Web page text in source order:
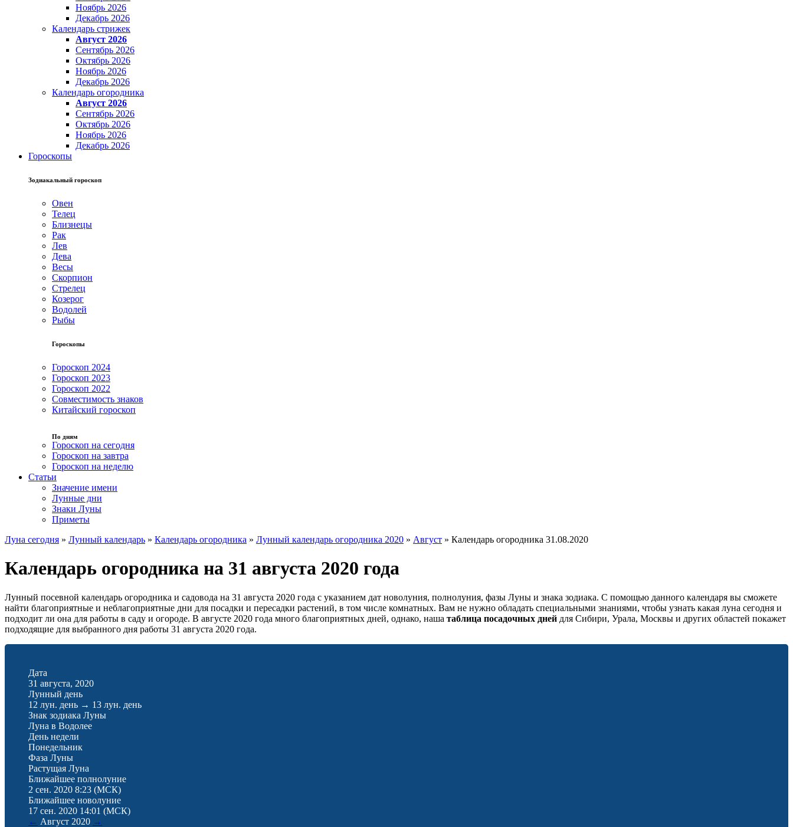
Ноябрь 2026
Декабрь 2026
Календарь стрижек
Август 2026
Сентябрь 2026
Октябрь 2026
Ноябрь 2026
Декабрь 2026
Календарь огородника
Август 2026
Сентябрь 2026
Октябрь 2026
Ноябрь 2026
Декабрь 2026
Гороскопы
Зодиакальный гороскоп
Овен
Телец
Близнецы
Рак
Лев
Дева
Весы
Скорпион
Стрелец
Козерог
Водолей
Рыбы
Гороскопы
Гороскоп 2024
Гороскоп 2023
Гороскоп 2022
Совместимость знаков
Китайский гороскоп
По дням
Гороскоп на сегодня
Гороскоп на завтра
Гороскоп на неделю
Статьи
Значение имени
Лунные дни
Знаки Луны
Приметы
Луна сегодня » Лунный календарь » Календарь огородника » Лунный календарь огородника 2020 » Август » Календарь огородника 31.08.2020
Календарь огородника на 31 августа 2020 года
Лунный посевной календарь огородника и садовода на 31 августа 2020 года с указанием дат новолуния, полнолуния, фазы Луны и знака зодиака. С помощью данного календаря вы сможете
найти благоприятные и неблагоприятные дни для посадки и пересадки растений, в том числе комнатных. Вам не нужно обладать специальными знаниями, чтобы узнать какая луна сегодня и
подходит ли она для работы в саду и огороде. В августе 2020 года много благоприятных дней, однако, наша таблица посадочных дней для Сибири, Урала, Москвы и других областей покажет
подходящие для выбранного дня работы 31 августа 2020 года.
Дата
31 августа, 2020
Лунный день
12 лун. день → 13 лун. день
Знак зодиака Луны
Луна в Водолее
День недели
Понедельник
Фаза Луны
Растущая Луна
Ближайшее полнолуние
2 сен. 2020 8:23 (МСК)
Ближайшее новолуние
17 сен. 2020 14:01 (МСК)
← Август 2020 →